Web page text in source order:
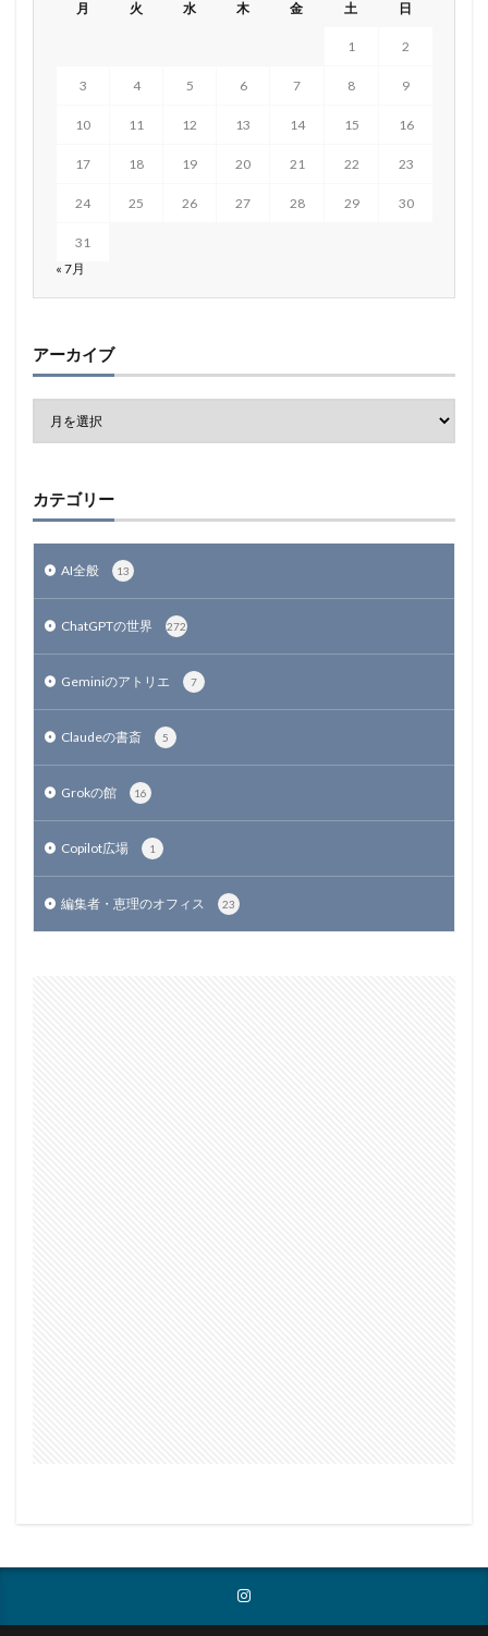
月 火 水 木 金 土 日
1 2
3 4 5 6 7 8 9
10 11 12 13 14 15 16
17 18 19 20 21 22 23
24 25 26 27 28 29 30
31
« 7月
アーカイブ
カテゴリー
AI全般 13
ChatGPTの世界 272
Geminiのアトリエ 7
Claudeの書斎 5
Grokの館 16
Copilot広場 1
編集者・恵理のオフィス 23